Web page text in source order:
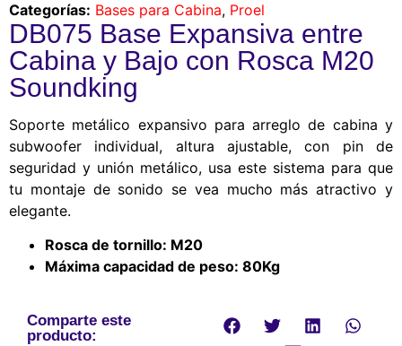
Categorías: Bases para Cabina, Proel
DB075 Base Expansiva entre
Cabina y Bajo con Rosca M20
Soundking
Soporte metálico expansivo para arreglo de cabina y
subwoofer individual, altura ajustable, con pin de
seguridad y unión metálico, usa este sistema para que
tu montaje de sonido se vea mucho más atractivo y
elegante.
Rosca de tornillo: M20
Máxima capacidad de peso: 80Kg
Comparte este
producto: